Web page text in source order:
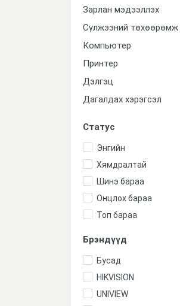
Зарлан мэдээллэх
Сүлжээний төхөөрөмж
Компьютер
Принтер
Дэлгэц
Дагалдах хэрэгсэл
Статус
Энгийн
Хямдралтай
Шинэ бараа
Онцлох бараа
Топ бараа
Брэндүүд
Бусад
HIKVISION
UNIVIEW